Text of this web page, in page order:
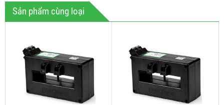
Sản phẩm cùng loại